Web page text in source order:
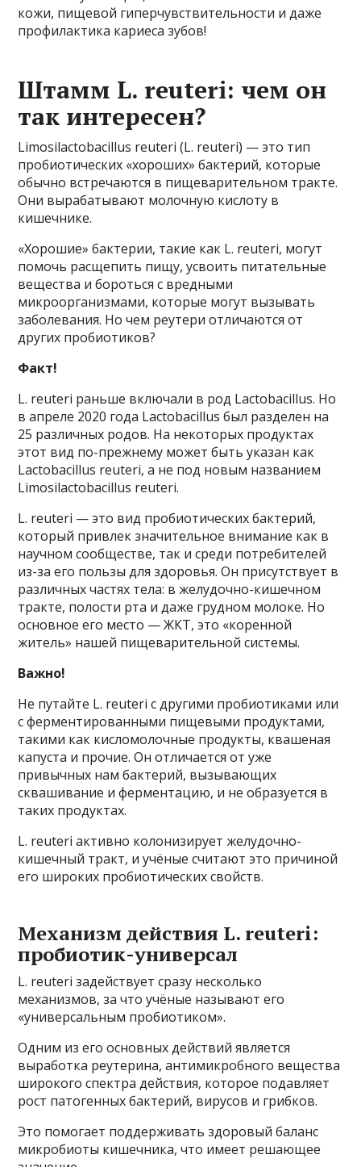
кожи, пищевой гиперчувствительности и даже
профилактика кариеса зубов!
Штамм L. reuteri: чем он
так интересен?
Limosilactobacillus reuteri (L. reuteri) — это тип
пробиотических «хороших» бактерий, которые
обычно встречаются в пищеварительном тракте.
Они вырабатывают молочную кислоту в
кишечнике.
«Хорошие» бактерии, такие как L. reuteri, могут
помочь расщепить пищу, усвоить питательные
вещества и бороться с вредными
микроорганизмами, которые могут вызывать
заболевания. Но чем реутери отличаются от
других пробиотиков?
Факт!
L. reuteri раньше включали в род Lactobacillus. Но
в апреле 2020 года Lactobacillus был разделен на
25 различных родов. На некоторых продуктах
этот вид по-прежнему может быть указан как
Lactobacillus reuteri, а не под новым названием
Limosilactobacillus reuteri.
L. reuteri — это вид пробиотических бактерий,
который привлек значительное внимание как в
научном сообществе, так и среди потребителей
из-за его пользы для здоровья. Он присутствует в
различных частях тела: в желудочно-кишечном
тракте, полости рта и даже грудном молоке. Но
основное его место — ЖКТ, это «коренной
житель» нашей пищеварительной системы.
Важно!
Не путайте L. reuteri с другими пробиотиками или
с ферментированными пищевыми продуктами,
такими как кисломолочные продукты, квашеная
капуста и прочие. Он отличается от уже
привычных нам бактерий, вызывающих
сквашивание и ферментацию, и не образуется в
таких продуктах.
L. reuteri активно колонизирует желудочно-
кишечный тракт, и учёные считают это причиной
его широких пробиотических свойств.
Механизм действия L. reuteri:
пробиотик-универсал
L. reuteri задействует сразу несколько
механизмов, за что учёные называют его
«универсальным пробиотиком».
Одним из его основных действий является
выработка реутерина, антимикробного вещества
широкого спектра действия, которое подавляет
рост патогенных бактерий, вирусов и грибков.
Это помогает поддерживать здоровый баланс
микробиоты кишечника, что имеет решающее